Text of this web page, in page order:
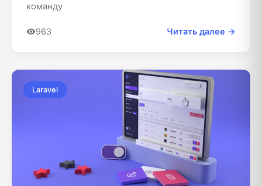
команду
963 Читать далее →
Laravel